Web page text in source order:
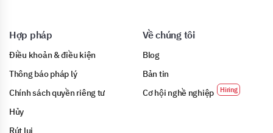
Hợp pháp
Điều khoản & điều kiện
Thông báo pháp lý
Chính sách quyền riêng tư
Hủy
Rút lui
Về chúng tôi
Blog
Bản tin
Cơ hội nghề nghiệp